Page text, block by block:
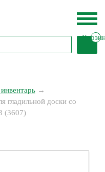
→
гладильной доски со
(3607)